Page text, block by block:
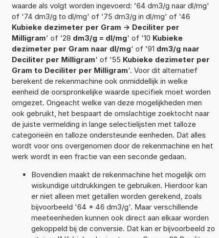
waarde als volgt worden ingevoerd: '64 dm3/g naar dl/mg'
of '74 dm3/g to dl/mg' of '75 dm3/g in dl/mg' of '46
Kubieke dezimeter per Gram -> Deciliter per
Milligram' of '28 dm3/g = dl/mg' of '10 Kubieke
dezimeter per Gram naar dl/mg' of '91 dm3/g naar
Deciliter per Milligram' of '55 Kubieke dezimeter per
Gram to Deciliter per Milligram'. Voor dit alternatief
berekent de rekenmachine ook onmiddellijk in welke
eenheid de oorspronkelijke waarde specifiek moet worden
omgezet. Ongeacht welke van deze mogelijkheden men
ook gebruikt, het bespaart de omslachtige zoektocht naar
de juiste vermelding in lange selectielijsten met talloze
categorieën en talloze ondersteunde eenheden. Dat alles
wordt voor ons overgenomen door de rekenmachine en het
werk wordt in een fractie van een seconde gedaan.
Bovendien maakt de rekenmachine het mogelijk om
wiskundige uitdrukkingen te gebruiken. Hierdoor kan
er niet alleen met getallen worden gerekend, zoals
bijvoorbeeld '64 * 46 dm3/g'. Maar verschillende
meeteenheden kunnen ook direct aan elkaar worden
gekoppeld bij de conversie. Dat kan er bijvoorbeeld zo